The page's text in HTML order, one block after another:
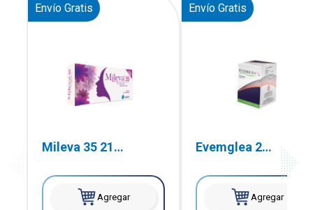
Envío Gratis
Mileva 35 21
Agregar
Envío Gratis
Evemglea 2
Agregar